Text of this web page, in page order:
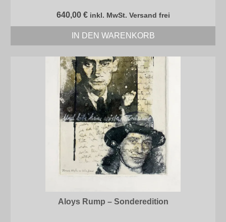
640,00 € inkl. MwSt. Versand frei
IN DEN WARENKORB
Aloys Rump – Sonderedition